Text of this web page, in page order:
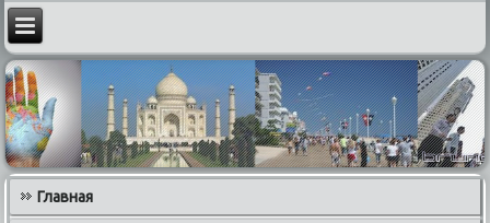
Главная